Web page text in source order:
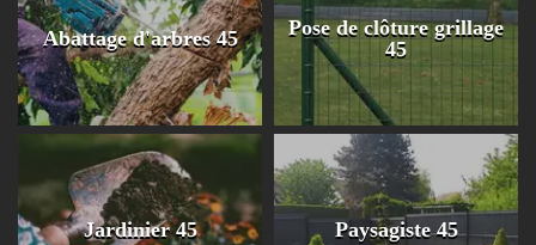
Abattage d'arbres 45
Pose de clôture grillage
45
Jardinier 45 Paysagiste 45